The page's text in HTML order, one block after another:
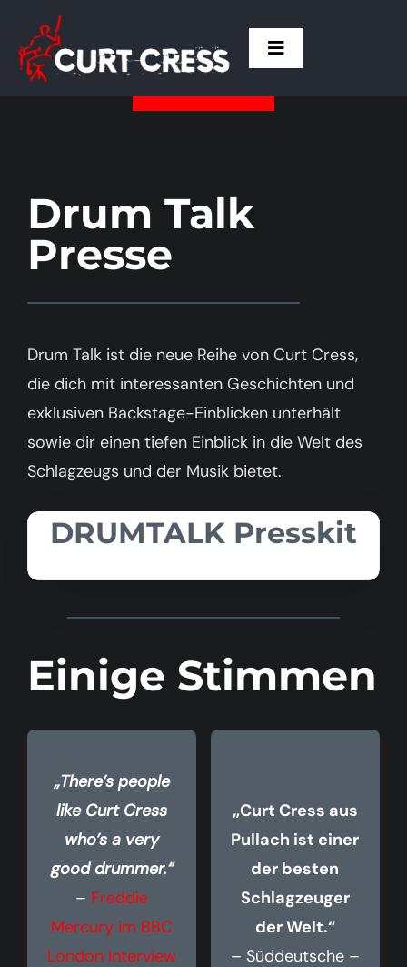
Inhalt
springen
Toggle
Home
Drum Talk
Presse
Kontakt
Drum Talk
Presse
Drum Talk ist die neue Reihe von Curt Cress,
die dich mit interessanten Geschichten und
exklusiven Backstage-Einblicken unterhält
sowie dir einen tiefen Einblick in die Welt des
Schlagzeugs und der Musik bietet.
DRUMTALK Presskit
Einige Stimmen
„There’s people
like Curt Cress
who’s a very
good drummer.“
– Freddie
Mercury im BBC
London Interview
„Curt Cress aus
Pullach ist einer
der besten
Schlagzeuger
der Welt.“
– Süddeutsche –